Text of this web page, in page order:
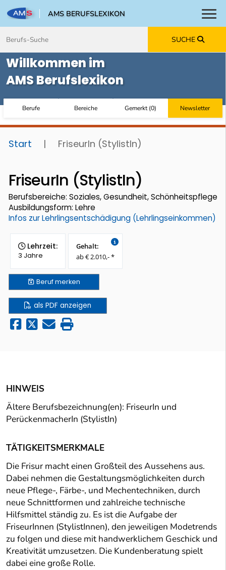
AMS BERUFSLEXIKON
SUCHE
Willkommen im
AMS Berufslexikon
Berufe Bereiche Gemerkt(0) Newsletter
Start | FriseurIn (StylistIn)
FriseurIn (StylistIn)
Berufsbereiche: Soziales, Gesundheit, Schönheitspflege
Ausbildungsform: Lehre
Infos zur Lehrlingsentschädigung (Lehrlingseinkommen)
Lehrzeit:
3 Jahre
Gehalt:
ab € 2.010,- *
Berufmerken
als PDF anzeigen
HINWEIS
Ältere Berufsbezeichnung(en): FriseurIn und
PerückenmacherIn (StylistIn)
TÄTIGKEITSMERKMALE
Die Frisur macht einen Großteil des Aussehens aus.
Dabei nehmen die Gestaltungsmöglichkeiten durch
neue Pflege-, Färbe-, und Mechentechniken, durch
neue Schnittformen und zahlreiche technische
Hilfsmittel ständig zu. Es ist die Aufgabe der
FriseurInnen (StylistInnen), den jeweiligen Modetrends
zu folgen und diese mit handwerklichem Geschick und
Kreativität umzusetzen. Die Kundenberatung spielt
dabei eine große Rolle.